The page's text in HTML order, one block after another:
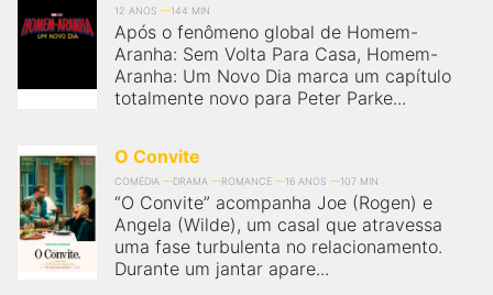
12 ANOS
144 MIN
Após o fenômeno global de Homem-
Aranha: Sem Volta Para Casa, Homem-
Aranha: Um Novo Dia marca um capítulo
totalmente novo para Peter Parke...
O Convite
COMÉDIA DRAMA ROMANCE 16 ANOS 107 MIN
“O Convite” acompanha Joe (Rogen) e
Angela (Wilde), um casal que atravessa
uma fase turbulenta no relacionamento.
Durante um jantar apare...